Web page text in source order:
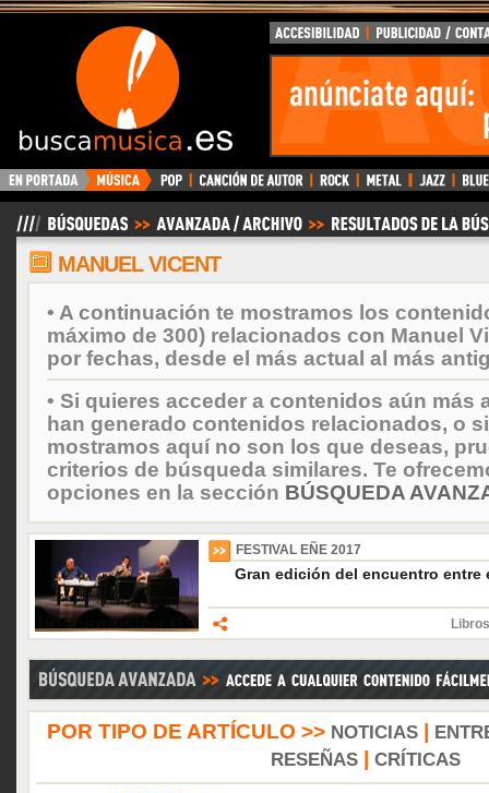
BuscaMusica.es
MANUEL VICENT
• A continuación te mostramos los
máximo de 300) relacionados con Manuel
por fechas, desde el más actual al más
• Si quieres acceder a contenidos aún más
han generado contenidos relacionados, o
mostramos aquí no son los que deseas,
criterios de búsqueda similares. Te
opciones en la sección BÚSQUEDA
FESTIVAL EÑE 2017
Gran edición del encuentro entre
POR TIPO DE ARTÍCULO >> NOTICIAS|
RESEÑAS| CRÍTICAS